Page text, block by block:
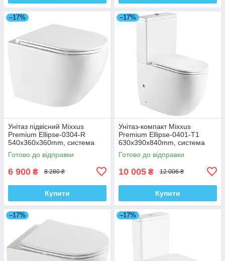
–17%
Унітаз підвісний Mixxus
Premium Ellipse-0304-R
540x360x360mm, система
змиву Rimless (MP6466)
Готово до відправки
6 900 ₴ 8 280 ₴
Купити
–17%
Унітаз-компакт Mixxus
Premium Ellipse-0401-T1
630x390x840mm, система
змиву TORNADO 1.0
(MP6467)
Готово до відправки
10 005 ₴ 12 006 ₴
Купити
–17% –17%